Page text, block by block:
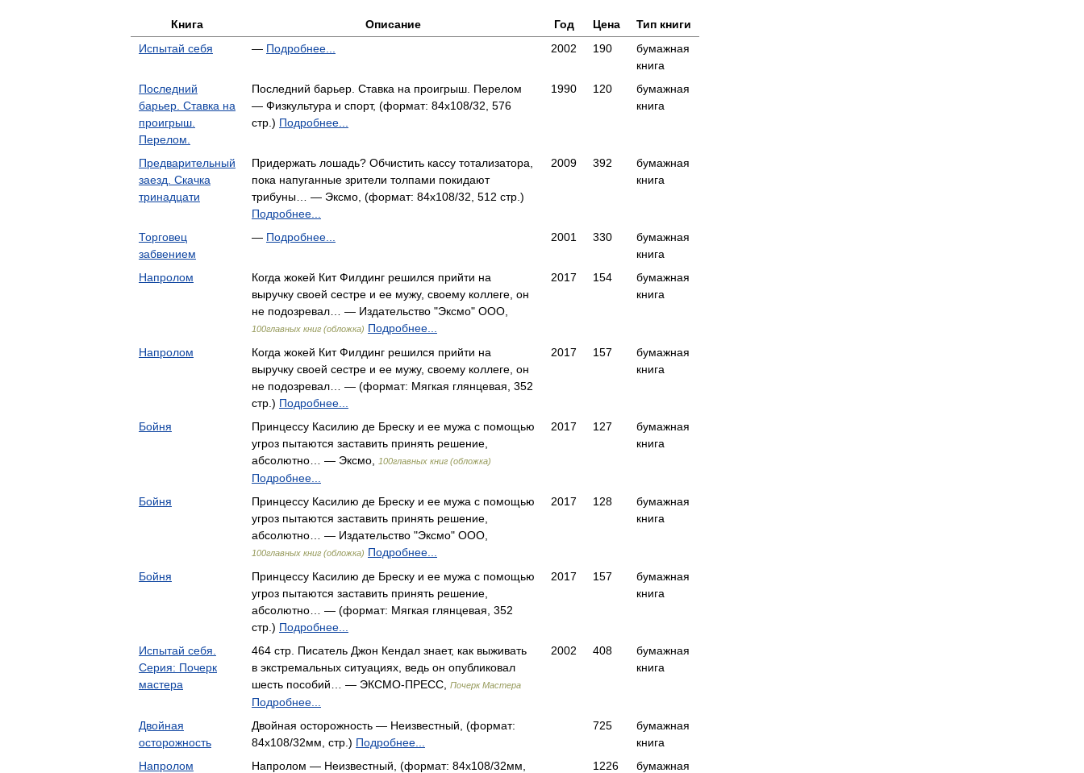
Книга Описание Год Цена
Тип книги
Испытай себя
— Подробнее... 2002 190
бумажная
книга
Последний
барьер. Ставка на
проигрыш.
Перелом.
Последний барьер. Ставка на проигрыш. Перелом
— Физкультура и спорт, (формат: 84x108/32, 576
стр.) Подробнее...
1990 120
бумажная
книга
Предварительный
заезд. Скачка
тринадцати
Придержать лошадь? Обчистить кассу тотализатора,
пока напуганные зрители толпами покидают
трибуны… — Эксмо, (формат: 84x108/32, 512 стр.)
Подробнее...
2009 392
бумажная
книга
Торговец
забвением
— Подробнее... 2001 330
бумажная
книга
Напролом
Когда жокей Кит Филдинг решился прийти на
выручку своей сестре и ее мужу, своему коллеге, он
не подозревал… — Издательство "Эксмо" ООО,
100главных книг (обложка) Подробнее...
2017 154
бумажная
книга
Напролом
Когда жокей Кит Филдинг решился прийти на
выручку своей сестре и ее мужу, своему коллеге, он
не подозревал… — (формат: Мягкая глянцевая, 352
стр.) Подробнее...
2017 157
бумажная
книга
Бойня
Принцессу Касилию де Бреску и ее мужа с помощью
угроз пытаются заставить принять решение,
абсолютно… — Эксмо,
100главных книг (обложка)
Подробнее...
2017 127
бумажная
книга
Бойня
Принцессу Касилию де Бреску и ее мужа с помощью
угроз пытаются заставить принять решение,
абсолютно… — Издательство "Эксмо" ООО,
100главных книг (обложка) Подробнее...
2017 128
бумажная
книга
Бойня
Принцессу Касилию де Бреску и ее мужа с помощью
угроз пытаются заставить принять решение,
абсолютно… — (формат: Мягкая глянцевая, 352
стр.) Подробнее...
2017 157
бумажная
книга
Испытай себя.
Серия: Почерк
мастера
464 стр. Писатель Джон Кендал знает, как выживать
в экстремальных ситуациях, ведь он опубликовал
шесть пособий… — ЭКСМО-ПРЕСС,
Почерк Мастера
Подробнее...
2002 408
бумажная
книга
Двойная
осторожность
Двойная осторожность — Неизвестный, (формат:
84x108/32мм, стр.) Подробнее...
725
бумажная
книга
Напролом
Напролом — Неизвестный, (формат: 84x108/32мм,
1226
бумажная